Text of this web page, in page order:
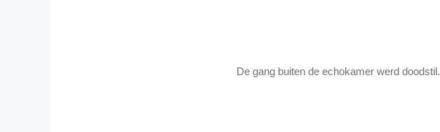
De gang buiten de echokamer werd doodstil.